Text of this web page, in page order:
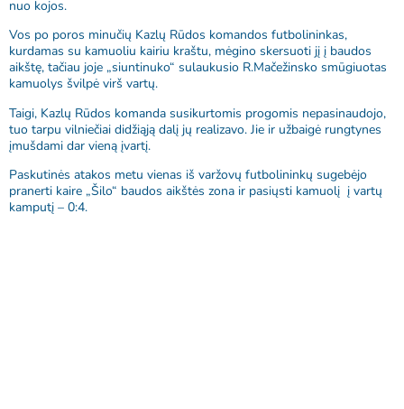
nuo kojos.
Vos po poros minučių Kazlų Rūdos komandos futbolininkas,
kurdamas su kamuoliu kairiu kraštu, mėgino skersuoti jį į baudos
aikštę, tačiau joje „siuntinuko“ sulaukusio R.Mačežinsko smūgiuotas
kamuolys švilpė virš vartų.
Taigi, Kazlų Rūdos komanda susikurtomis progomis nepasinaudojo,
tuo tarpu vilniečiai didžiąją dalį jų realizavo. Jie ir užbaigė rungtynes
įmušdami dar vieną įvartį.
Paskutinės atakos metu vienas iš varžovų futbolininkų sugebėjo
pranerti kaire „Šilo“ baudos aikštės zona ir pasiųsti kamuolį į vartų
kamputį – 0:4.